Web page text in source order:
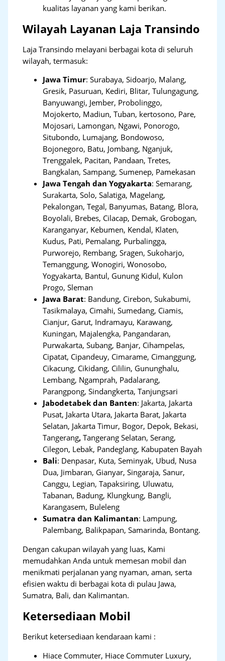
kualitas layanan yang kami berikan.
Wilayah Layanan Laja Transindo
Laja Transindo melayani berbagai kota di seluruh
wilayah, termasuk:
Jawa Timur:Surabaya, Sidoarjo, Malang,
Gresik, Pasuruan, Kediri, Blitar, Tulungagung,
Banyuwangi, Jember, Probolinggo,
Mojokerto, Madiun, Tuban, kertosono, Pare,
Mojosari, Lamongan, Ngawi, Ponorogo,
Situbondo, Lumajang, Bondowoso,
Bojonegoro, Batu, Jombang, Nganjuk,
Trenggalek, Pacitan, Pandaan, Tretes,
Bangkalan, Sampang, Sumenep, Pamekasan
Jawa Tengah dan Yogyakarta:Semarang,
Surakarta, Solo, Salatiga, Magelang,
Pekalongan, Tegal, Banyumas, Batang, Blora,
Boyolali, Brebes, Cilacap, Demak, Grobogan,
Karanganyar, Kebumen, Kendal, Klaten,
Kudus, Pati, Pemalang, Purbalingga,
Purworejo, Rembang, Sragen, Sukoharjo,
Temanggung, Wonogiri, Wonosobo,
Yogyakarta, Bantul, Gunung Kidul, Kulon
Progo, Sleman
Jawa Barat: Bandung, Cirebon, Sukabumi,
Tasikmalaya, Cimahi, Sumedang, Ciamis,
Cianjur, Garut, Indramayu, Karawang,
Kuningan, Majalengka, Pangandaran,
Purwakarta, Subang, Banjar, Cihampelas,
Cipatat, Cipandeuy, Cimarame, Cimanggung,
Cikacung, Cikidang, Cililin, Gununghalu,
Lembang, Ngamprah, Padalarang,
Parangpong, Sindangkerta, Tanjungsari
Jabodetabek dan Banten: Jakarta, Jakarta
Pusat, Jakarta Utara, Jakarta Barat, Jakarta
Selatan, Jakarta Timur, Bogor, Depok, Bekasi,
Tangerang,Tangerang Selatan, Serang,
Cilegon, Lebak, Pandeglang, Kabupaten Bayah
Bali: Denpasar, Kuta, Seminyak, Ubud, Nusa
Dua, Jimbaran, Gianyar, Singaraja, Sanur,
Canggu, Legian, Tapaksiring, Uluwatu,
Tabanan, Badung, Klungkung, Bangli,
Karangasem, Buleleng
Sumatra dan Kalimantan: Lampung,
Palembang, Balikpapan, Samarinda, Bontang.
Dengan cakupan wilayah yang luas, Kami
memudahkan Anda untuk memesan mobil dan
menikmati perjalanan yang nyaman, aman, serta
efisien waktu di berbagai kota di pulau Jawa,
Sumatra, Bali, dan Kalimantan.
Ketersediaan Mobil
Berikut ketersediaan kendaraan kami :
Hiace Commuter, Hiace Commuter Luxury,